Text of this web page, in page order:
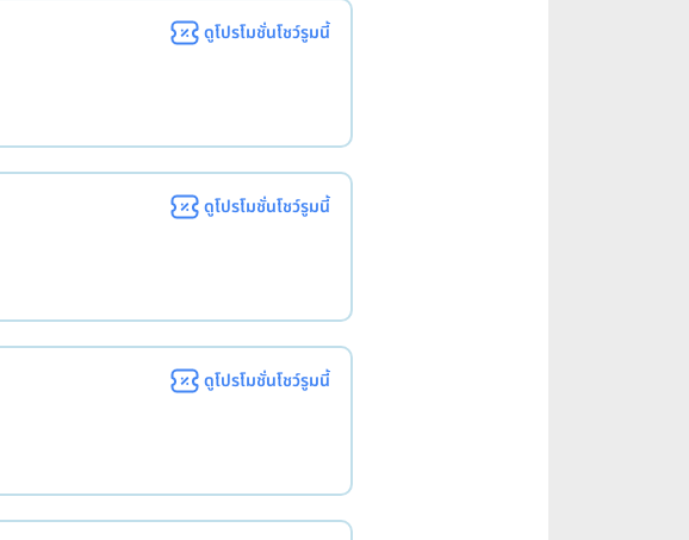
ดูโปรโมชั่นโชว์รูมนี้
ดูโปรโมชั่นโชว์รูมนี้
ดูโปรโมชั่นโชว์รูมนี้